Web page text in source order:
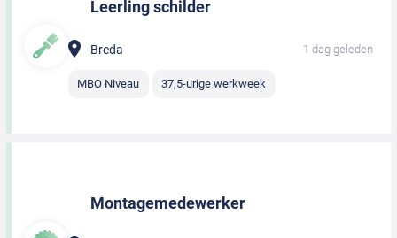
Leerling schilder
Breda 1 dag geleden
MBO Niveau 37,5-urige werkweek
Montagemedewerker